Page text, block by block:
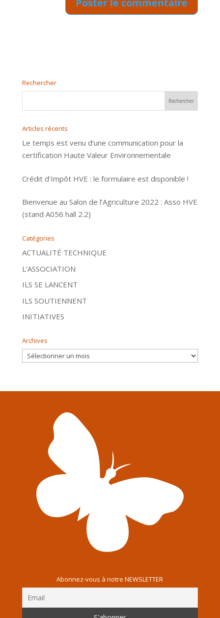
Rechercher
Articles récents
Le temps est venu d’une communication pour la
certification Haute Valeur Environnementale
Crédit d’Impôt HVE : le formulaire est disponible !
Bienvenue au Salon de l’Agriculture 2022 : Asso HVE
(stand A056 hall 2.2)
Catégories
ACTUALITÉ TECHNIQUE
L’ASSOCIATION
ILS SE LANCENT
ILS SOUTIENNENT
INITIATIVES
Archives
Archives
Abonnez-vous à notre NEWSLETTER